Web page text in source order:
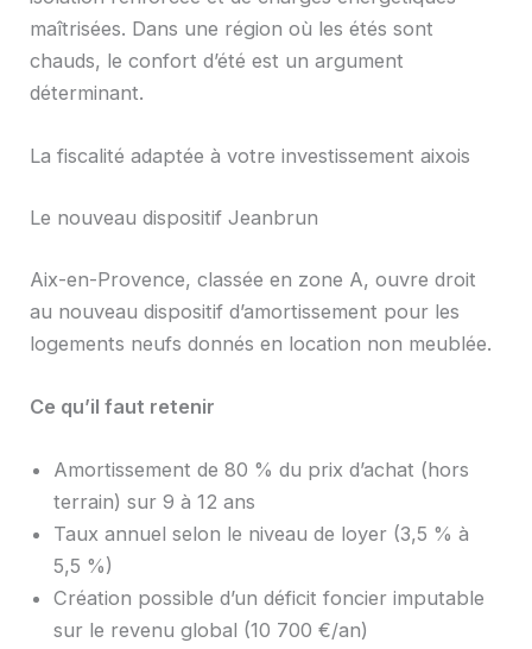
maîtrisées. Dans une région où les étés sont
chauds, le confort d’été est un argument
déterminant.
La fiscalité adaptée à votre investissement aixois
Le nouveau dispositif Jeanbrun
Aix-en-Provence, classée en zone A, ouvre droit
au nouveau dispositif d’amortissement pour les
logements neufs donnés en location non meublée.
Ce qu’il faut retenir
Amortissement de 80 % du prix d’achat (hors
terrain) sur 9 à 12 ans
Taux annuel selon le niveau de loyer (3,5 % à
5,5 %)
Création possible d’un déficit foncier imputable
sur le revenu global (10 700 €/an)